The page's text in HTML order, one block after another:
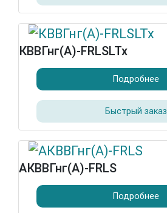
КВВГнг(А)-FRLSLTx
Подробнее
Быстрый заказ
АКВВГнг(А)-FRLS
Подробнее